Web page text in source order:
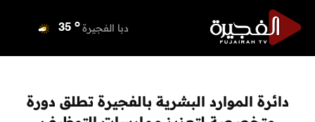
دبا الفجيرة 35 o
أم القيوين 36 o
دائرة الموارد البشرية بالفجيرة تطلق دورة